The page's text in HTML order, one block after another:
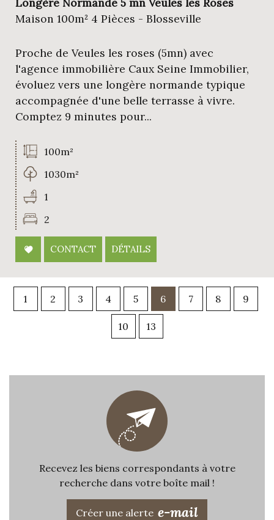
Maison 100m² 4 Pièces - Blosseville
Proche de Veules les roses (5mn) avec
l'agence immobilière Caux Seine Immobilier,
évoluez vers une longère normande typique
accompagnée d'une belle terrasse à vivre.
Comptez 9 minutes pour...
100m²
1030m²
1
2
CONTACT DÉTAILS
1 2 3 4 5 6 7 8 9
10 13
Recevez les biens correspondants à votre
recherche dans votre boîte mail !
Créer une alerte e-mail